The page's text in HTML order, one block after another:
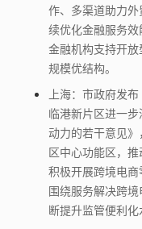
作、多渠道助力
续优化金融服务
金融机构支持开
规模优结构。
上海：市政府发
临港新片区进一
动力的若干意见
区中心功能区，推
积极开展跨境电商
围绕服务解决跨
断提升监管便利化